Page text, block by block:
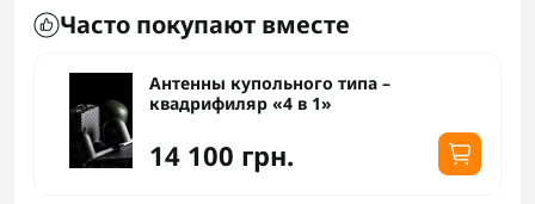
Часто покупают вместе
Антенны купольного типа –
квадрифиляр «4 в 1»
14 100 грн.